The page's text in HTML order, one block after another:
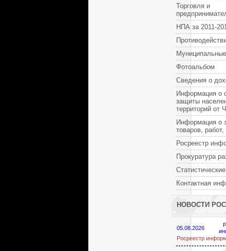
Торговля и
НПА за 2011-
Фотоальбом
Сведения о
Информация о
защиты
территорий от
Информация о
товаров, работ,
Росреестр
Прокуратура
Контактная
НОВОСТИ
05.08.2026
Росреестр